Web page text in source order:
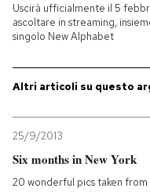
Cultura
Economia
Sport
PODCAST
NEWSLETTER
Uscirà ufficialmente il 5
ascoltare in streaming,
singolo New Alphabet
Altri articoli su questo
25/9/2013
Six months in New York
20 wonderful pics taken